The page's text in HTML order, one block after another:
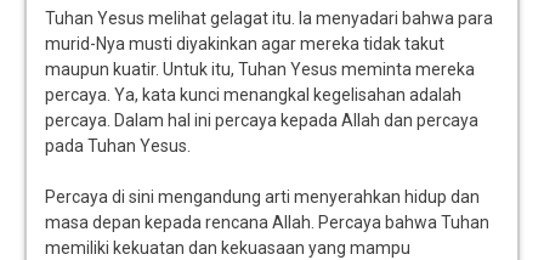
Tuhan Yesus melihat gelagat itu. Ia menyadari bahwa para
murid-Nya musti diyakinkan agar mereka tidak takut
maupun kuatir. Untuk itu, Tuhan Yesus meminta mereka
percaya. Ya, kata kunci menangkal kegelisahan adalah
percaya. Dalam hal ini percaya kepada Allah dan percaya
pada Tuhan Yesus.
Percaya di sini mengandung arti menyerahkan hidup dan
masa depan kepada rencana Allah. Percaya bahwa Tuhan
memiliki kekuatan dan kekuasaan yang mampu